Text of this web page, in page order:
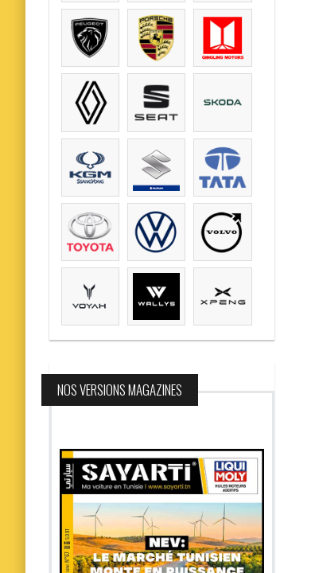
NOS VERSIONS MAGAZINES